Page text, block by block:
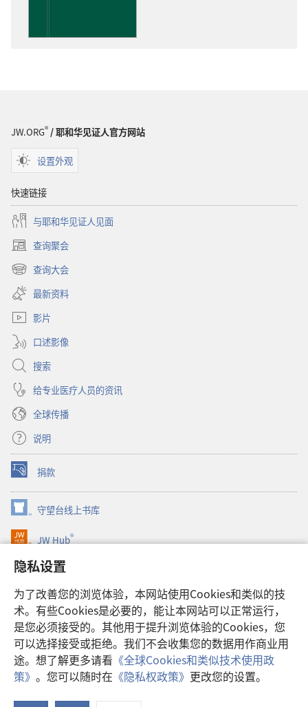
隐私设置
为了改善您的浏览体验，本网站使用Cookies和类似的技
术。有些Cookies是必要的，能让本网站可以正常运行，
是您必须接受的。其他用于提升浏览体验的Cookies，您
可以选择接受或拒绝。我们不会收集您的数据用作商业用
途。想了解更多请看 《全球Cookies和类似技术使用政
策》 。您可以随时在 《隐私权政策》 更改您的设置。
JW.ORG®/ 耶和华见证人官方网站
设置外观
快速链接
与耶和华见证人见面
查询聚会
（打
开
新
窗
口）
查询大会
（打
开
新
窗
最新资料
影片
口述影像
搜索
给专业医疗人员的资讯
全球传播
说明
捐款
（打
开
新
窗
口）
守望台线上书库
（打
开
新
口）
JW Hub®
（打
开
新
口）
JW Library®
Watchtower Library
Copyright© 2026 Watch Tower Bible and Tract Society of Pennsylvania.
使用条款|隐私权政策| 隐私设置